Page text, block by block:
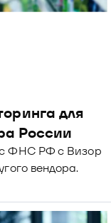
для
России
с ФНС РФ с Визор
вендора.